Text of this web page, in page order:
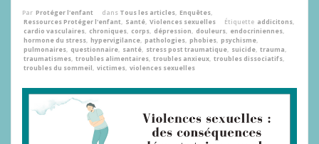
Par Protéger l'enfant dans Tous les articles, Enquêtes,
Ressources Protéger l'enfant, Santé, Violences sexuelles Étiquette addicitons,
cardio vasculaires, chroniques, corps, dépression, douleurs, endocriniennes,
hormone du stress, hypervigilance, pathologies, phobies, psychisme,
pulmonaires, questionnaire, santé, stress post traumatique, suicide, trauma,
traumatismes, troubles alimentaires, troubles anxieux, troubles dissociatifs,
troubles du sommeil, victimes, violences sexuelles